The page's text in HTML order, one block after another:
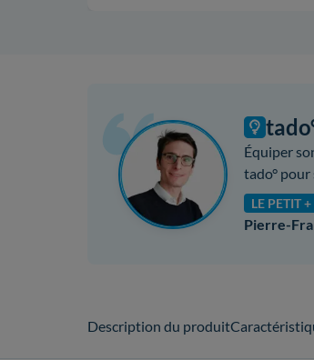
Équiper
tado° pour
LE PETIT +
Pierre-
Description du produit